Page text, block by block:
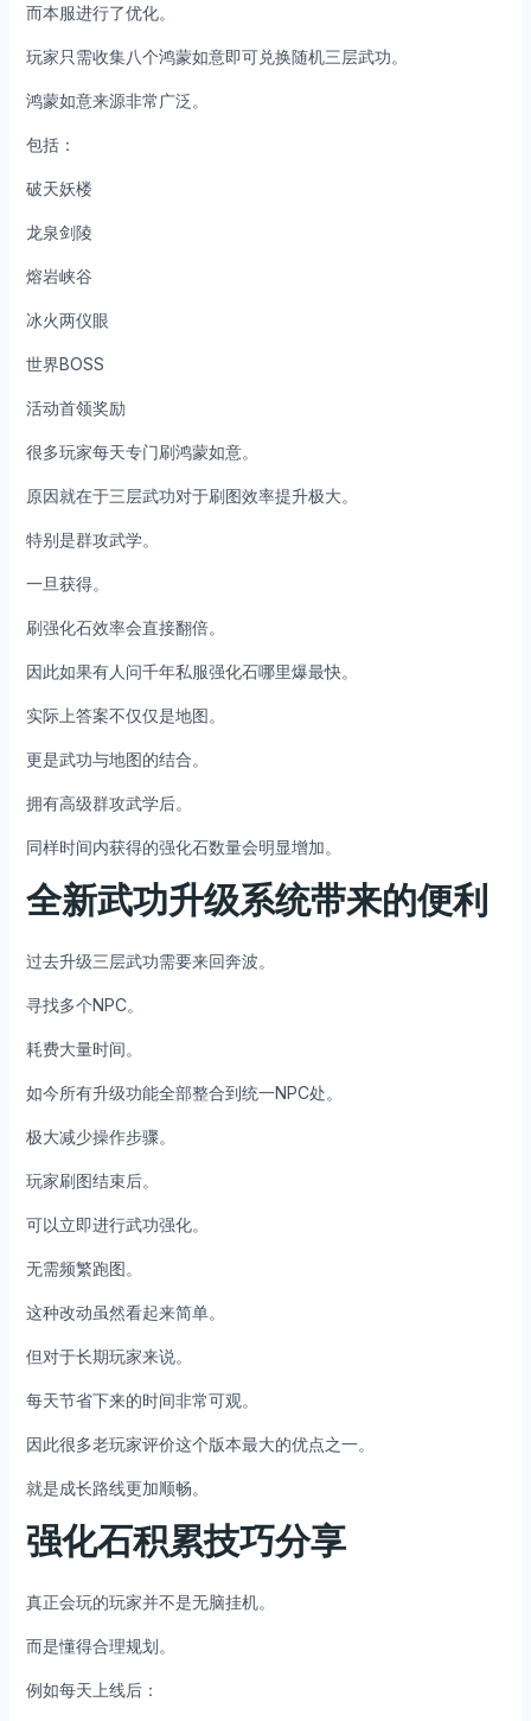
而本服进行了优化。
玩家只需收集八个鸿蒙如意即可兑换随机三层武功。
鸿蒙如意来源非常广泛。
包括：
破天妖楼
龙泉剑陵
熔岩峡谷
冰火两仪眼
世界BOSS
活动首领奖励
很多玩家每天专门刷鸿蒙如意。
原因就在于三层武功对于刷图效率提升极大。
特别是群攻武学。
一旦获得。
刷强化石效率会直接翻倍。
因此如果有人问千年私服强化石哪里爆最快。
实际上答案不仅仅是地图。
更是武功与地图的结合。
拥有高级群攻武学后。
同样时间内获得的强化石数量会明显增加。
全新武功升级系统带来的便利
过去升级三层武功需要来回奔波。
寻找多个NPC。
耗费大量时间。
如今所有升级功能全部整合到统一NPC处。
极大减少操作步骤。
玩家刷图结束后。
可以立即进行武功强化。
无需频繁跑图。
这种改动虽然看起来简单。
但对于长期玩家来说。
每天节省下来的时间非常可观。
因此很多老玩家评价这个版本最大的优点之一。
就是成长路线更加顺畅。
强化石积累技巧分享
真正会玩的玩家并不是无脑挂机。
而是懂得合理规划。
例如每天上线后：